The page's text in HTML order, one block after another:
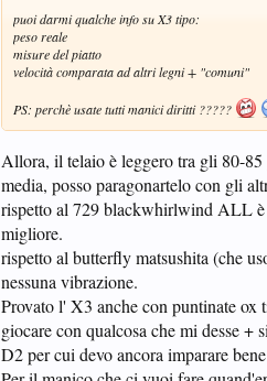
puoi darmi qualche info su X3 tipo:
peso reale
misure del piatto
velocità comparata ad altri legni + "comuni"
PS: perchè usate tutti manici diritti ?????
Allora, il telaio è leggero tra gli 80-
media, posso paragonartelo con gli
rispetto al 729 blackwhirlwind ALL è
migliore.
rispetto al butterfly matsushita (che
nessuna vibrazione.
Provato l' X3 anche con puntinate
giocare con qualcosa che mi desse +
D2 per cui devo ancora imparare